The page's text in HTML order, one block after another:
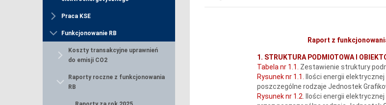
Praca KSE
Funkcjonowanie RB
Koszty transakcyjne uprawnień
do emisji CO2
Raporty roczne z funkcjonowania
RB
Raport z
1. STRUKTURA PODMIOTOWA I
Tabela nr 1.1.
Zestawienie struktury
Rysunek nr 1.1.
Ilości energii
poszczególne rodzaje Jednostek
Rysunek nr 1.2 . Ilości energii